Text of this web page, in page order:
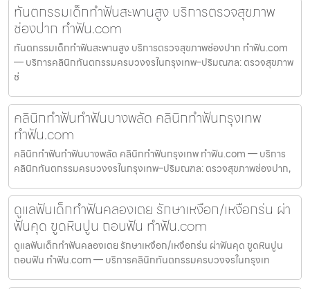
ทันตกรรมเด็กทำฟันสะพานสูง บริการตรวจสุขภาพ
ช่องปาก ทำฟัน.com
ทันตกรรมเด็กทำฟันสะพานสูง บริการตรวจสุขภาพช่องปาก ทำฟัน.com
— บริการคลินิกทันตกรรมครบวงจรในกรุงเทพ–ปริมณฑล: ตรวจสุขภาพ
ช่
คลินิกทำฟันทำฟันบางพลัด คลินิกทำฟันกรุงเทพ
ทำฟัน.com
คลินิกทำฟันทำฟันบางพลัด คลินิกทำฟันกรุงเทพ ทำฟัน.com — บริการ
คลินิกทันตกรรมครบวงจรในกรุงเทพ–ปริมณฑล: ตรวจสุขภาพช่องปาก,
ดูแลฟันเด็กทำฟันคลองเตย รักษาเหงือก/เหงือกร่น ผ่า
ฟันคุด ขูดหินปูน ถอนฟัน ทำฟัน.com
ดูแลฟันเด็กทำฟันคลองเตย รักษาเหงือก/เหงือกร่น ผ่าฟันคุด ขูดหินปูน
ถอนฟัน ทำฟัน.com — บริการคลินิกทันตกรรมครบวงจรในกรุงเท